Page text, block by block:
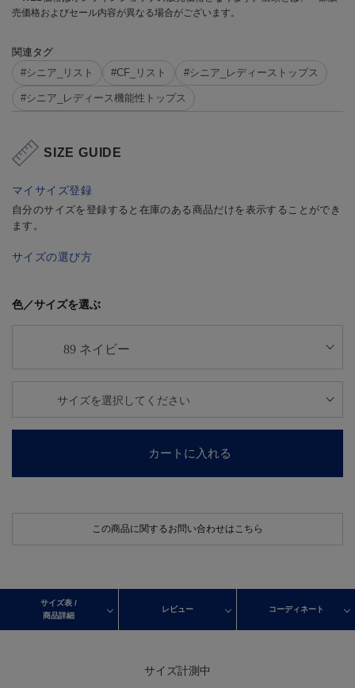
売価格およびセール内容が異なる場合がございます。
関連タグ
#シニア_リスト
#CF_リスト #シニア_レディーストップス
#シニア_レディース機能性トップス
SIZE GUIDE
マイサイズ登録
自分のサイズを登録すると在庫のある商品だけを表示することができ
ます。
サイズの選び方
色／サイズを選ぶ
カートに入れる
この商品に関するお問い合わせはこちら
サイズ表 /
商品詳細
レビュー コーディネート
サイズ計測中